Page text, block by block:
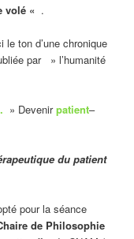
volé « .
ton d’une chronique
par » l’humanité
» Devenirpatient–
du patient
pour la séance
de Philosophie